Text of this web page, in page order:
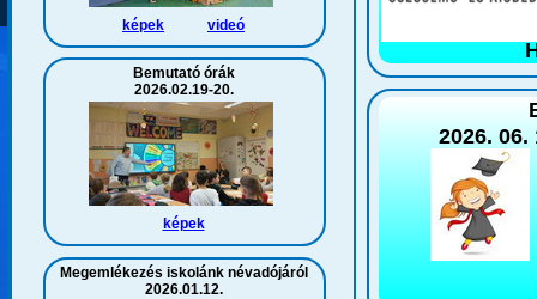
képek videó
Bemutató órák
2026.02.19-20.
képek
Megemlékezés iskolánk névadójáról
2026.01.12.
2026.